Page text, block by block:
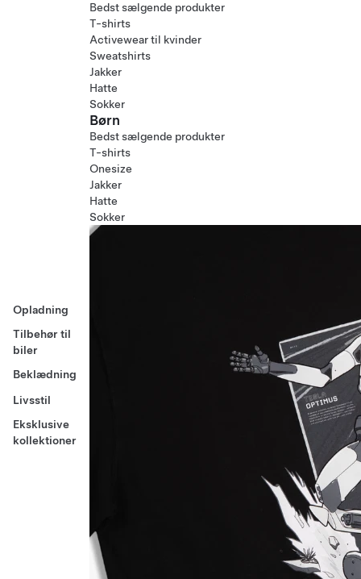
Opladning
Tilbehør til
biler
Beklædning
Livsstil
Eksklusive
kollektioner
Bedst sælgende produkter
T-shirts
Activewear til kvinder
Sweatshirts
Jakker
Hatte
Sokker
Børn
Bedst sælgende produkter
T-shirts
Onesize
Jakker
Hatte
Sokker